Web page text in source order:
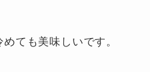
ても美味しいです。